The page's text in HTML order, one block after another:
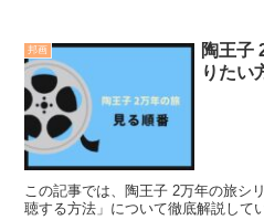
邦画
陶王子
りたい
この記事では、陶王子 2万年の旅シ
聴する方法」について徹底解説して